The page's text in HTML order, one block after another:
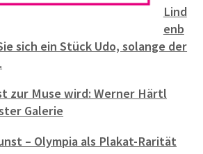
Lind
enb
sich ein Stück Udo, solange der
zur Muse wird: Werner Härtl
Galerie
– Olympia als Plakat-Rarität